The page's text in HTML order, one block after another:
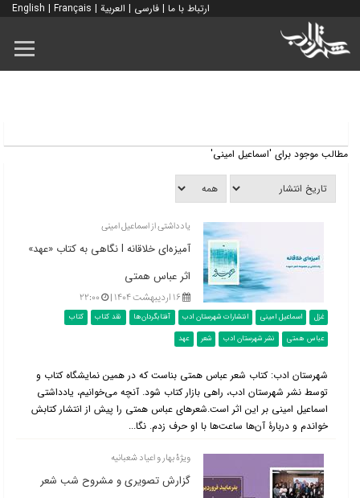
ارتباط با ما | فارسی | العربية |
English | Français
مطالب موجود برای 'اسماعیل امینی'
یادداشتی از اسماعیل امینی
آمیزه‌ای خلاقانه l نگاهی به کتاب «عهد»
اثر عباس همتی
۱۶ اردیبهشت ۱۴۰۴ | ۲۲:۰۰
غزل اسماعیل امینی انتشارات شهرستان ادب آفتابگردان‌ها نقد کتاب
کتاب
عباس همتی
نشر شهرستان ادب شعر عهد
شهرستان ادب: کتاب شعر عباس همتی بناست که در همین نمایشگاه کتاب و
توسط نشر شهرستان ادب، راهی بازار کتاب شود. آنچه می‌خوانیم، یادداشتی
اسماعیل امینی بر این اثر است.شعرهای عباس همتی را پیش از انتشار کتابش
خواندم و دربارۀ آن‌ها ساعت‌ها با او حرف زدم. نگا...
ویژۀ بهار و اعیاد شعبانیه
گزارش تصویری و مشروح شب شعر